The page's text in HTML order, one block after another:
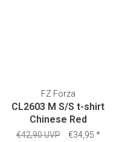
FZ Forza
CL2603 M S/S t-shirt
Chinese Red
€42,90 UVP €34,95 *